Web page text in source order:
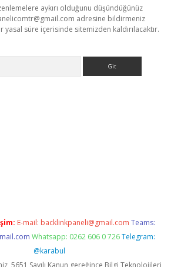
aykırı olduğunu düşündüğünüz
adresine bildirmeniz
yasal süre içerisinde sitemizden kaldırılacaktır.
E-mail: backlinkpaneli@gmail.com Teams:
Whatsapp: 0262 606 0 726 Telegram:
@karabul
5651 Sayılı Kanun gereğince Bilgi Teknolojileri